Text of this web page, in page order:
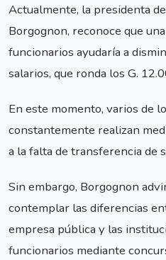
Actualmente, la presidenta
Borgognon, reconoce que
funcionarios ayudaría a
salarios, que ronda los G.
En este momento, varios de
constantemente realizan
a la falta de transferencia de
Sin embargo, Borgognon
contemplar las diferencias
empresa pública y las
funcionarios mediante